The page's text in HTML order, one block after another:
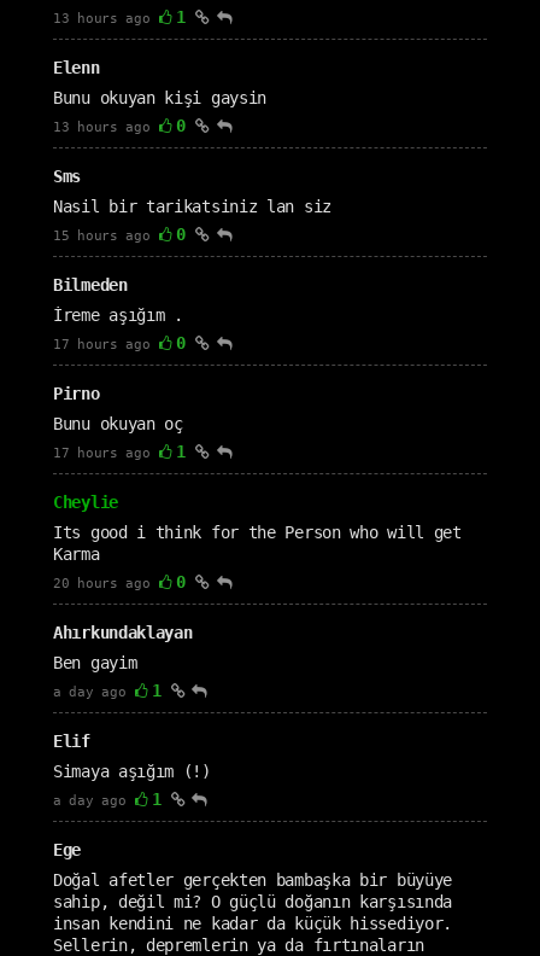
13 hours ago 1
Elenn
Bunu okuyan kişi gaysin
13 hours ago 0
Sms
Nasil bir tarikatsiniz lan siz
15 hours ago 0
Bilmeden
İreme aşığım .
17 hours ago 0
Pirno
Bunu okuyan oç
17 hours ago 1
Cheylie
Its good i think for the Person who will get
Karma
20 hours ago 0
Ahırkundaklayan
Ben gayim
a day ago 1
Elif
Simaya aşığım (!)
a day ago 1
Ege
Doğal afetler gerçekten bambaşka bir büyüye
sahip, değil mi? O güçlü doğanın karşısında
insan kendini ne kadar da küçük hissediyor.
Sellerin, depremlerin ya da fırtınaların